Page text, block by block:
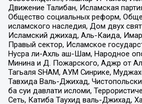
Движение Талибан, Исламская
Общество социальных реформ,
исламского наследия, Дом двух
Исламский джихад, Аль-Каида,
Правый сектор, Исламское
Нусра ли-Ахль аш-Шам, Народное
Минина и Д. Пожарского, Аджр от
Тагьаля SHAM, АУМ Синрике,
Тавхида Валь-Джихад,
ба суи давлати исломи,
Сеть, Катиба Таухид валь-Джихад,